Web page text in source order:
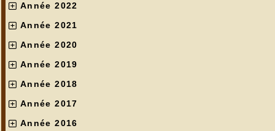
Année 2022
Année 2021
Année 2020
Année 2019
Année 2018
Année 2017
Année 2016